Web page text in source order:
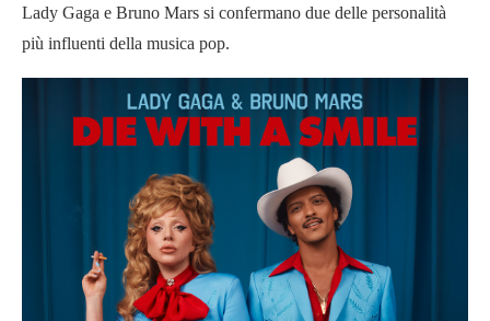
Lady Gaga e Bruno Mars si confermano due delle personalità
più influenti della musica pop.